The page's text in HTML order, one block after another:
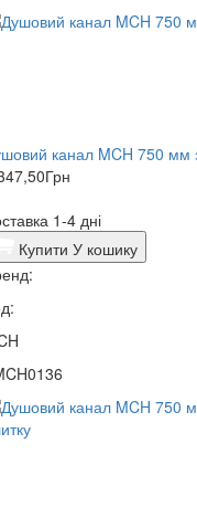
канал MCH 750 мм
Грн
1-4 дні
Купити У кошику